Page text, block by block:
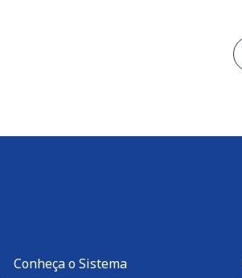
Conheça o Sistema